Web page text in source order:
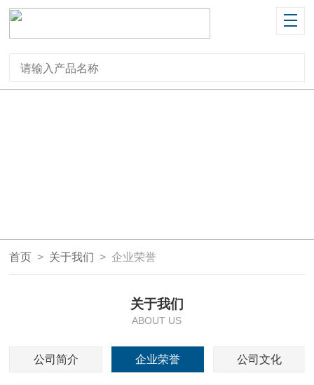
首页 > 关于我们 >企业荣誉
关于我们
ABOUT US
公司简介 企业荣誉 公司文化